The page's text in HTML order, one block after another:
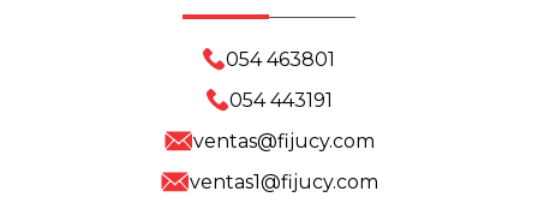
054 463801
054 443191
ventas@fijucy.com
ventas1@fijucy.com